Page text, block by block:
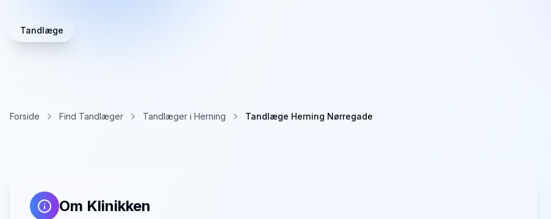
Tandlæge
Forside Find Tandlæger Tandlæger i Herning Tandlæge Herning Nørregade
Om Klinikken